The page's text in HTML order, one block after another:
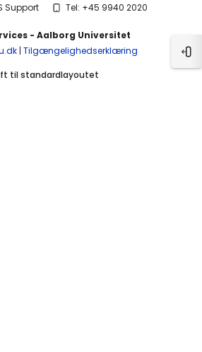
Support Tel: +45 9940 2020
- Aalborg Universitet
| Tilgængelighedserklæring
til standardlayoutet